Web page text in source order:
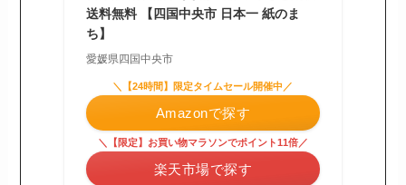
送料無料 【四国中央市 日本一 紙のま
ち】
愛媛県四国中央市
＼【24時間】限定タイムセール開催中／
Amazonで探す
＼【限定】お買い物マラソンでポイント11倍／
楽天市場で探す